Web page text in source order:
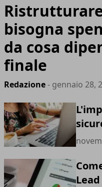
bisogna
da cosa
finale
Redazione- gennaio 28,